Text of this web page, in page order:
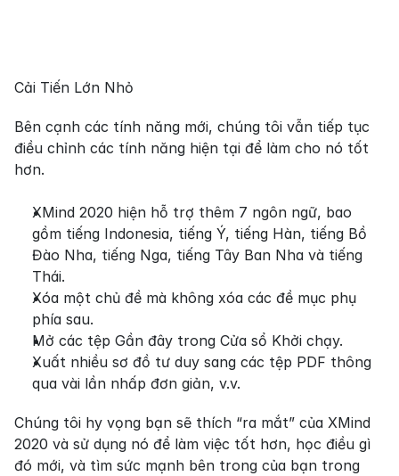
Cải Tiến Lớn Nhỏ
Bên cạnh các tính năng mới, chúng tôi vẫn tiếp tục
điều chỉnh các tính năng hiện tại để làm cho nó tốt
hơn.
XMind 2020 hiện hỗ trợ thêm 7 ngôn ngữ, bao
gồm tiếng Indonesia, tiếng Ý, tiếng Hàn, tiếng Bồ
Đào Nha, tiếng Nga, tiếng Tây Ban Nha và tiếng
Thái.
Xóa một chủ đề mà không xóa các đề mục phụ
phía sau.
Mở các tệp Gần đây trong Cửa sổ Khởi chạy.
Xuất nhiều sơ đồ tư duy sang các tệp PDF thông
qua vài lần nhấp đơn giản, v.v.
Chúng tôi hy vọng bạn sẽ thích “ra mắt” của XMind
2020 và sử dụng nó để làm việc tốt hơn, học điều gì
đó mới, và tìm sức mạnh bên trong của bạn trong